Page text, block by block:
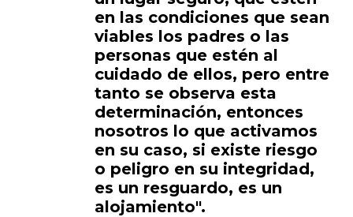
en las condiciones que sean
viables los padres o las
personas que estén al
cuidado de ellos, pero entre
tanto se observa esta
determinación, entonces
nosotros lo que activamos
en su caso, si existe riesgo
o peligro en su integridad,
es un resguardo, es un
alojamiento".